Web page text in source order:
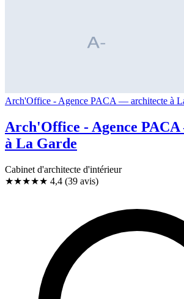
Arch'Office - Agence PACA — architecte à
Arch'Office - Agence
à La Garde
Cabinet d'architecte d'intérieur
★★★★★ 4,4 (39 avis)